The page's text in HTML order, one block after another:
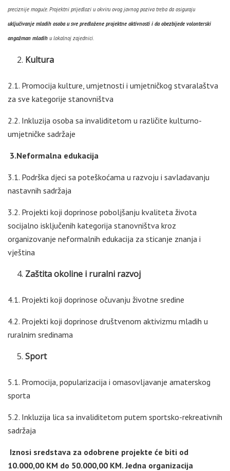
preciznije moguće. Projektni prijedlozi u okviru ovog javnog poziva treba da osiguraju
uključivanje mladih osoba u sve predložene projektne aktivnosti i da obezbijede volonterski
angažman mladih u lokalnoj zajednici.
Kultura
2.1. Promocija kulture, umjetnosti i umjetničkog stvaralaštva
za sve kategorije stanovništva
2.2. Inkluzija osoba sa invaliditetom u različite kulturno-
umjetničke sadržaje
3.Neformalna edukacija
3.1. Podrška djeci sa poteškoćama u razvoju i savladavanju
nastavnih sadržaja
3.2. Projekti koji doprinose poboljšanju kvaliteta života
socijalno isključenih kategorija stanovništva kroz
organizovanje neformalnih edukacija za sticanje znanja i
vještina
Zaštita okoline i ruralni razvoj
4.1. Projekti koji doprinose očuvanju životne sredine
4.2. Projekti koji doprinose društvenom aktivizmu mladih u
ruralnim sredinama
Sport
5.1. Promocija, popularizacija i omasovljavanje amaterskog
sporta
5.2. Inkluzija lica sa invaliditetom putem sportsko-rekreativnih
sadržaja
Iznosi sredstava za odobrene projekte će biti od
10.000,00 KM do 50.000,00 KM. Jedna organizacija